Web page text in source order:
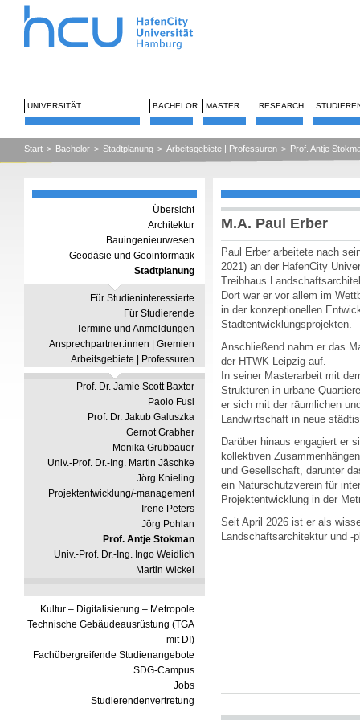
UNIVERSITÄT BACHELOR MASTER RESEARCH
Start > Bachelor > Stadtplanung > Arbeitsgebiete | Professuren > Prof. Antje
Übersicht
Architektur
Bauingenieurwesen
Geodäsie und Geoinformatik
Stadtplanung
Für Studieninteressierte
Für Studierende
Termine und Anmeldungen
Ansprechpartner:innen | Gremien
Arbeitsgebiete | Professuren
Prof. Dr. Jamie Scott Baxter
Paolo Fusi
Prof. Dr. Jakub Galuszka
Gernot Grabher
Monika Grubbauer
Univ.-Prof. Dr.-Ing. Martin Jäschke
Jörg Knieling
Projektentwicklung/-management
Irene Peters
Jörg Pohlan
Prof. Antje Stokman
Univ.-Prof. Dr.-Ing. Ingo Weidlich
Martin Wickel
Kultur – Digitalisierung – Metropole
Technische Gebäudeausrüstung (TGA
mit DI)
Fachübergreifende Studienangebote
SDG-Campus
Jobs
Studierendenvertretung
M.A. Paul Erber
Paul Erber arbeitete nach
2021) an der HafenCity
Treibhaus
Dort war er vor allem im
in der konzeptionellen
Stadtentwicklungsprojekten.
Anschließend nahm er das
der HTWK Leipzig auf.
In seiner Masterarbeit mit
Strukturen in urbane
er sich mit der räumlichen
Landwirtschaft in neue
Darüber hinaus engagiert er
kollektiven
und Gesellschaft, darunter
ein Naturschutzverein für
Projektentwicklung in der
Seit April 2026 ist er als
Landschaftsarchitektur und -